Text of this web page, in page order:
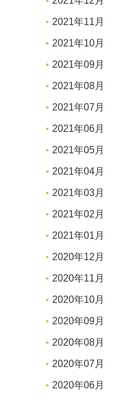
2021年11月
2021年10月
2021年09月
2021年08月
2021年07月
2021年06月
2021年05月
2021年04月
2021年03月
2021年02月
2021年01月
2020年12月
2020年11月
2020年10月
2020年09月
2020年08月
2020年07月
2020年06月